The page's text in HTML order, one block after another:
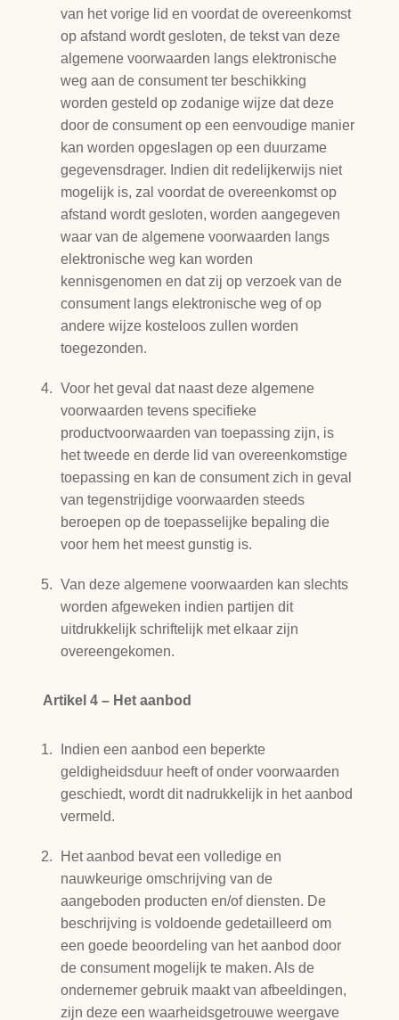
van het vorige lid en voordat de overeenkomst
op afstand wordt gesloten, de tekst van deze
algemene voorwaarden langs elektronische
weg aan de consument ter beschikking
worden gesteld op zodanige wijze dat deze
door de consument op een eenvoudige manier
kan worden opgeslagen op een duurzame
gegevensdrager. Indien dit redelijkerwijs niet
mogelijk is, zal voordat de overeenkomst op
afstand wordt gesloten, worden aangegeven
waar van de algemene voorwaarden langs
elektronische weg kan worden
kennisgenomen en dat zij op verzoek van de
consument langs elektronische weg of op
andere wijze kosteloos zullen worden
toegezonden.
Voor het geval dat naast deze algemene
voorwaarden tevens specifieke
productvoorwaarden van toepassing zijn, is
het tweede en derde lid van overeenkomstige
toepassing en kan de consument zich in geval
van tegenstrijdige voorwaarden steeds
beroepen op de toepasselijke bepaling die
voor hem het meest gunstig is.
Van deze algemene voorwaarden kan slechts
worden afgeweken indien partijen dit
uitdrukkelijk schriftelijk met elkaar zijn
overeengekomen.
Artikel 4 – Het aanbod
Indien een aanbod een beperkte
geldigheidsduur heeft of onder voorwaarden
geschiedt, wordt dit nadrukkelijk in het aanbod
vermeld.
Het aanbod bevat een volledige en
nauwkeurige omschrijving van de
aangeboden producten en/of diensten. De
beschrijving is voldoende gedetailleerd om
een goede beoordeling van het aanbod door
de consument mogelijk te maken. Als de
ondernemer gebruik maakt van afbeeldingen,
zijn deze een waarheidsgetrouwe weergave